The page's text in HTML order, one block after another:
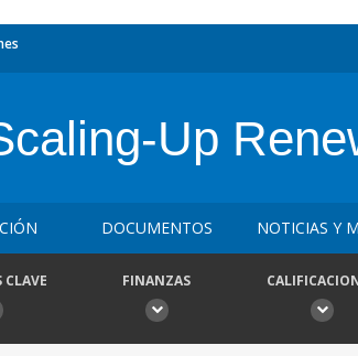
Up
DOCUMENTOS NOTICIAS Y
CLAVE FINANZAS